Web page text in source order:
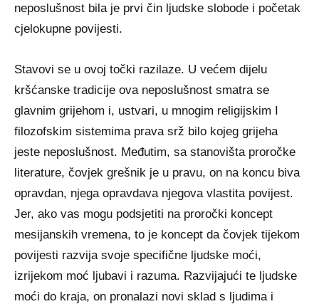
neposlušnost bila je prvi čin ljudske slobode i početak
cjelokupne povijesti.
Stavovi se u ovoj točki razilaze. U većem dijelu
kršćanske tradicije ova neposlušnost smatra se
glavnim grijehom i, ustvari, u mnogim religijskim I
filozofskim sistemima prava srž bilo kojeg grijeha
jeste neposlušnost. Međutim, sa stanovišta proročke
literature, čovjek grešnik je u pravu, on na koncu biva
opravdan, njega opravdava njegova vlastita povijest.
Jer, ako vas mogu podsjetiti na proročki koncept
mesijanskih vremena, to je koncept da čovjek tijekom
povijesti razvija svoje specifične ljudske moći,
izrijekom moć ljubavi i razuma. Razvijajući te ljudske
moći do kraja, on pronalazi novi sklad s ljudima i